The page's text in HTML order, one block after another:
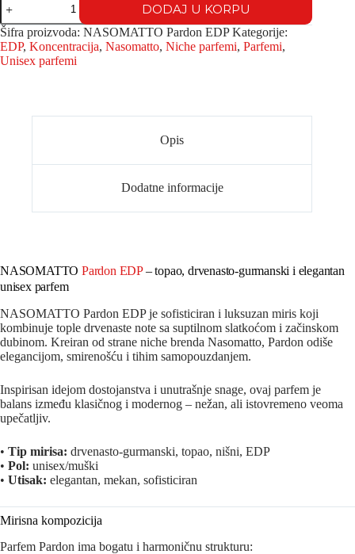
DODAJ U KORPU
Šifra proizvoda: NASOMATTO Pardon EDP Kategorije:
EDP, Koncentracija, Nasomatto, Niche parfemi, Parfemi,
Unisex parfemi
Opis
Dodatne informacije
NASOMATTOPardon EDP– topao, drvenasto-gurmanski i elegantan
unisex parfem
NASOMATTO Pardon EDP je sofisticiran i luksuzan miris koji
kombinuje tople drvenaste note sa suptilnom slatkoćom i začinskom
dubinom. Kreiran od strane niche brenda Nasomatto, Pardon odiše
elegancijom, smirenošću i tihim samopouzdanjem.
Inspirisan idejom dostojanstva i unutrašnje snage, ovaj parfem je
balans između klasičnog i modernog – nežan, ali istovremeno veoma
upečatljiv.
• Tip mirisa: drvenasto-gurmanski, topao, nišni, EDP
• Pol: unisex/muški
• Utisak: elegantan, mekan, sofisticiran
Mirisna kompozicija
Parfem Pardon ima bogatu i harmoničnu strukturu: